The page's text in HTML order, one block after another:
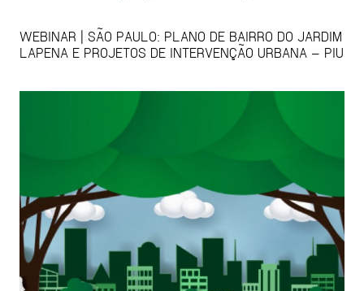
WEBINAR | SÃO PAULO: PLANO DE BAIRRO DO JARDIM
LAPENA E PROJETOS DE INTERVENÇÃO URBANA – PIU